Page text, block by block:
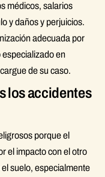
médicos, salarios
y daños y perjuicios.
adecuada por
especializado en
de su caso.
los accidentes
porque el
el impacto con el otro
suelo, especialmente